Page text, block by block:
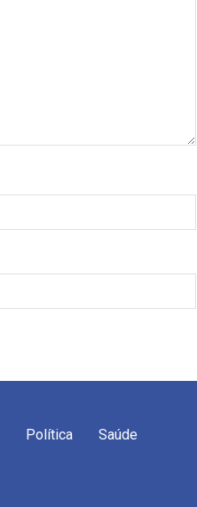
Política Saúde